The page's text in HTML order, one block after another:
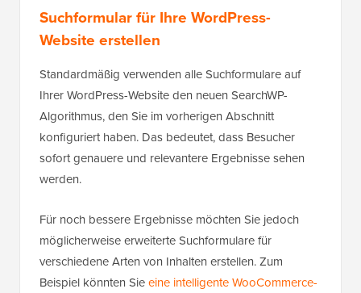
Suchformular für Ihre WordPress-
Website erstellen
Standardmäßig verwenden alle Suchformulare auf
Ihrer WordPress-Website den neuen SearchWP-
Algorithmus, den Sie im vorherigen Abschnitt
konfiguriert haben. Das bedeutet, dass Besucher
sofort genauere und relevantere Ergebnisse sehen
werden.
Für noch bessere Ergebnisse möchten Sie jedoch
möglicherweise erweiterte Suchformulare für
verschiedene Arten von Inhalten erstellen. Zum
Beispiel könnten Sieeine intelligente WooCommerce-